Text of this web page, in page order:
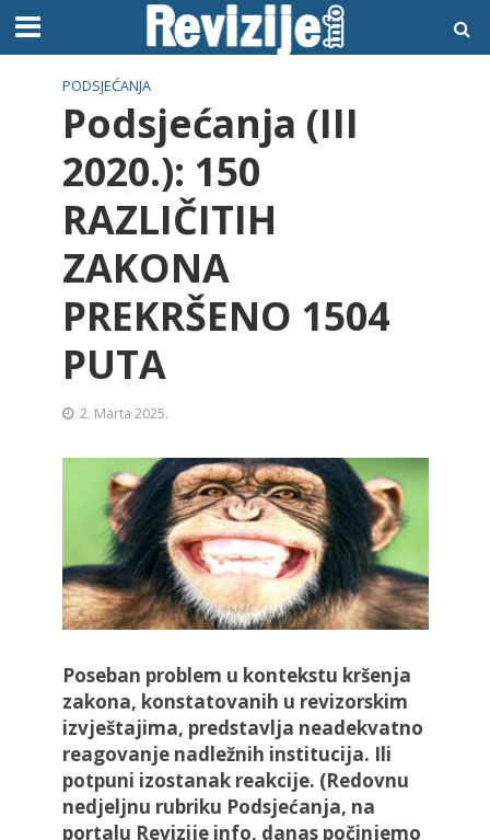
PODSJEĆANJA
Podsjećanja (III
2020.): 150
RAZLIČITIH
ZAKONA
PREKRŠENO 1504
PUTA
2. Marta 2025.
Poseban problem u kontekstu kršenja
zakona, konstatovanih u revizorskim
izvještajima, predstavlja neadekvatno
reagovanje nadležnih institucija. Ili
potpuni izostanak reakcije. (Redovnu
nedjeljnu rubriku Podsjećanja, na
portalu Revizije info, danas počinjemo